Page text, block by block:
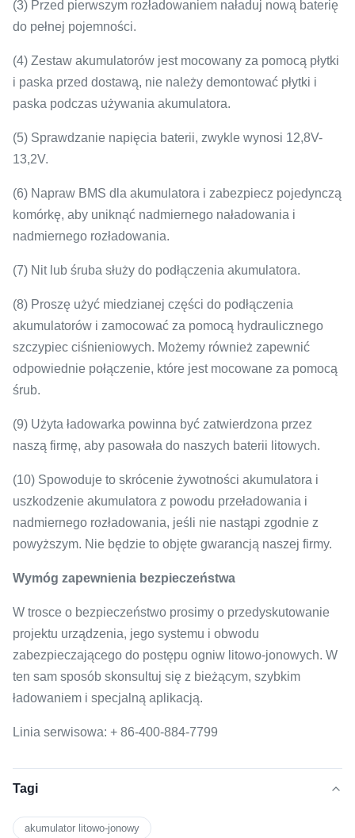
(3) Przed pierwszym rozładowaniem naładuj nową baterię
do pełnej pojemności.
(4) Zestaw akumulatorów jest mocowany za pomocą płytki
i paska przed dostawą, nie należy demontować płytki i
paska podczas używania akumulatora.
(5) Sprawdzanie napięcia baterii, zwykle wynosi 12,8V-
13,2V.
(6) Napraw BMS dla akumulatora i zabezpiecz pojedynczą
komórkę, aby uniknąć nadmiernego naładowania i
nadmiernego rozładowania.
(7) Nit lub śruba służy do podłączenia akumulatora.
(8) Proszę użyć miedzianej części do podłączenia
akumulatorów i zamocować za pomocą hydraulicznego
szczypiec ciśnieniowych. Możemy również zapewnić
odpowiednie połączenie, które jest mocowane za pomocą
śrub.
(9) Użyta ładowarka powinna być zatwierdzona przez
naszą firmę, aby pasowała do naszych baterii litowych.
(10) Spowoduje to skrócenie żywotności akumulatora i
uszkodzenie akumulatora z powodu przeładowania i
nadmiernego rozładowania, jeśli nie nastąpi zgodnie z
powyższym. Nie będzie to objęte gwarancją naszej firmy.
Wymóg zapewnienia bezpieczeństwa
W trosce o bezpieczeństwo prosimy o przedyskutowanie
projektu urządzenia, jego systemu i obwodu
zabezpieczającego do postępu ogniw litowo-jonowych. W
ten sam sposób skonsultuj się z bieżącym, szybkim
ładowaniem i specjalną aplikacją.
Linia serwisowa: + 86-400-884-7799
Tagi
akumulator litowo-jonowy